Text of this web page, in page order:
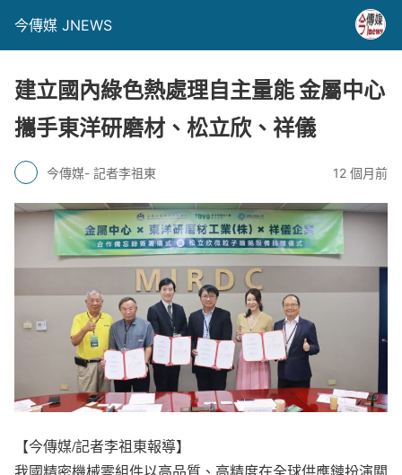
今傳媒 JNEWS
建立國內綠色熱處理自主量能 金屬中心
攜手東洋研磨材、松立欣、祥儀
今傳媒- 記者李祖東 12 個月前
【今傳媒/記者李祖東報導】